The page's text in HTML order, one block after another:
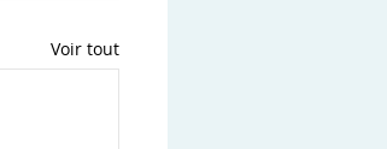
Voir tout